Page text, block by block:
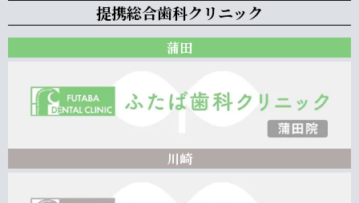
提携総合歯科クリニック
蒲田
川崎